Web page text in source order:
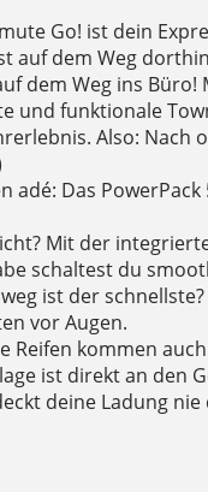
Go! ist dein
auf dem Weg
dem Weg ins
und funktionale
Also: Nach
adé: Das
Mit der
schaltest du
ist der
vor Augen.
Reifen kommen
ist direkt an den
deine Ladung nie